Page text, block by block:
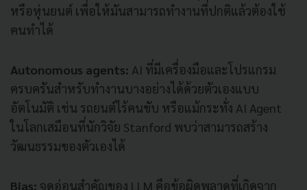
หรือหุ่นยนต์ เพื่อให้มันสามารถทำงานที่ปกติแล้วต้องใช้
คนทำได้
Autonomous agents: AI ที่มีเครื่องมือและโปรแกรม
ครบครันสำหรับทำงานบางอย่างได้ด้วยตัวเองแบบ
อัตโนมัติ เช่น รถยนต์ไร้คนขับ หรือแม้กระทั่ง AI Agent
ในโลกเสมือนที่นักวิจัย Stanford พบว่าสามารถสร้าง
วัฒนธรรมของตัวเองได้
Bias: จุดอ่อนสำคัญของ LLM คือข้อผิดพลาดที่เกิดจาก